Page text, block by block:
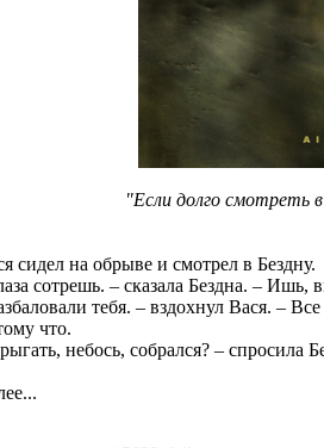
"Если долго смотреть
сидел на обрыве и смотрел в Бездну.
сотрешь. – сказала Бездна. – Ишь,
тебя. – вздохнул Вася. –
что.
небось, собрался? – спросила